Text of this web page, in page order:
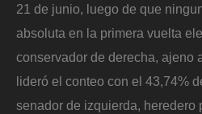
21 de junio, luego de que
absoluta en la primera vuelta
conservador de derecha, ajeno
lideró el conteo con el 43,74%
senador de izquierda, heredero